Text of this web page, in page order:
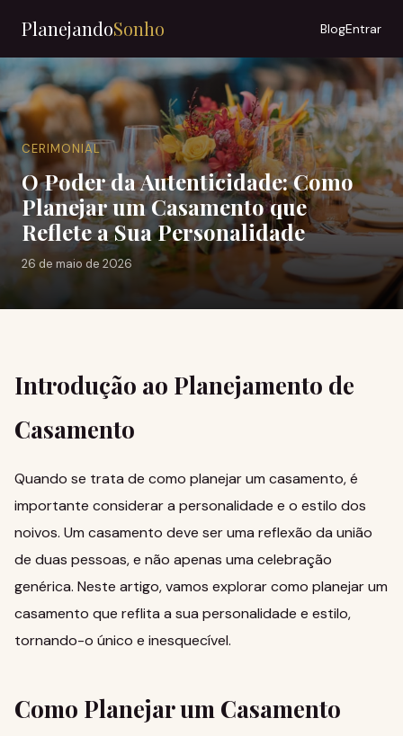
PlanejandoSonho BlogEntrar
CERIMONIAL
O Poder da Autenticidade: Como
Planejar um Casamento que
Reflete a Sua Personalidade
26 de maio de 2026
Introdução ao Planejamento de
Casamento
Quando se trata de como planejar um casamento, é
importante considerar a personalidade e o estilo dos
noivos. Um casamento deve ser uma reflexão da união
de duas pessoas, e não apenas uma celebração
genérica. Neste artigo, vamos explorar como planejar um
casamento que reflita a sua personalidade e estilo,
tornando-o único e inesquecível.
Como Planejar um Casamento